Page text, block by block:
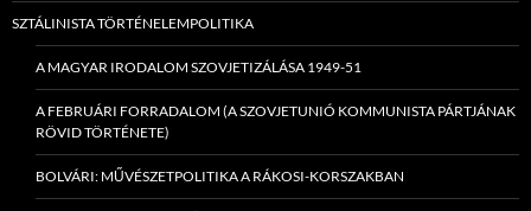
SZTÁLINISTA TÖRTÉNELEMPOLITIKA
A MAGYAR IRODALOM SZOVJETIZÁLÁSA 1949-51
A FEBRUÁRI FORRADALOM (A SZOVJETUNIÓ KOMMUNISTA PÁRTJÁNAK
RÖVID TÖRTÉNETE)
BOLVÁRI: MŰVÉSZETPOLITIKA A RÁKOSI-KORSZAKBAN